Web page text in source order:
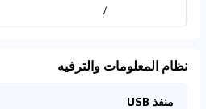
/
نظام المعلومات والترفيه
منفذ USB